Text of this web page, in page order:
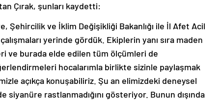
Çırak, şunları kaydetti:
Şehircilik ve İklim Değişikliği Bakanlığı ile İl Afet Acil
yerinde gördük. Ekiplerin yanı sıra maden
ve burada elde edilen tüm ölçümleri de
hocalarımla birlikte sizinle paylaşmak
açıkça konuşabiliriz. Şu an elimizdeki deneysel
siyanüre rastlanmadığını gösteriyor. Bunun dışında